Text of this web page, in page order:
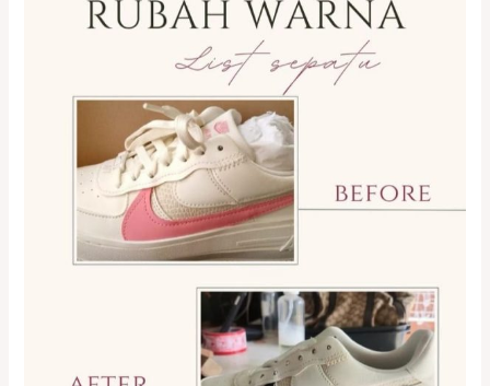
Reparasi
Gading,